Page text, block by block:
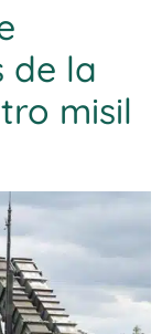
de la
misil